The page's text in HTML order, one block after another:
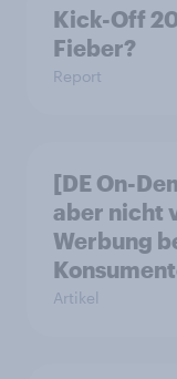
Kick-Off
Fieber?​
Report
[DE On-
aber nicht
Werbung
Artikel